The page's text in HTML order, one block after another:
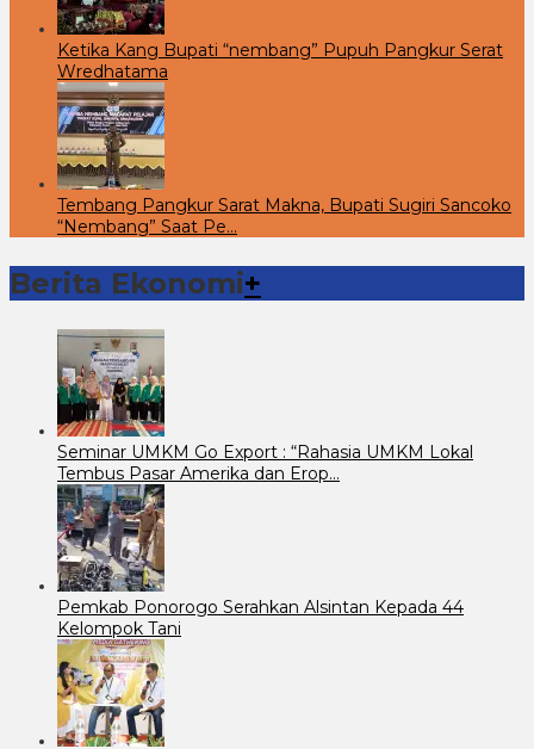
Ketika Kang Bupati “nembang” Pupuh Pangkur Serat
Wredhatama
Tembang Pangkur Sarat Makna, Bupati Sugiri Sancoko
“Nembang” Saat Pe…
Berita Ekonomi+
Seminar UMKM Go Export : “Rahasia UMKM Lokal
Tembus Pasar Amerika dan Erop…
Pemkab Ponorogo Serahkan Alsintan Kepada 44
Kelompok Tani